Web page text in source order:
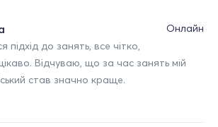
Онлайн
до занять, все чітко,
Відчуваю, що за час занять мій
став значно краще.